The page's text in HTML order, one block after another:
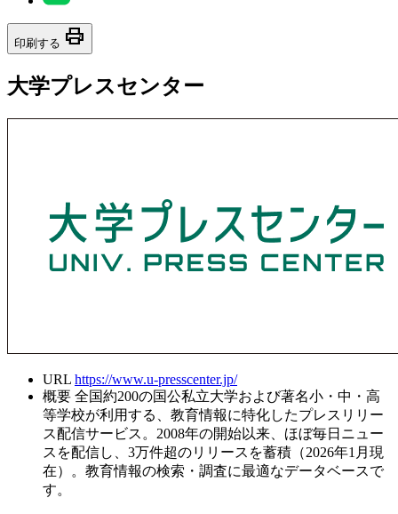
印刷する print
大学プレスセンター
URL https://www.u-presscenter.jp/
概要 全国約200の国公私立大学および著名小・中・高
等学校が利用する、教育情報に特化したプレスリリー
ス配信サービス。2008年の開始以来、ほぼ毎日ニュー
スを配信し、3万件超のリリースを蓄積（2026年1月現
在）。教育情報の検索・調査に最適なデータベースで
す。